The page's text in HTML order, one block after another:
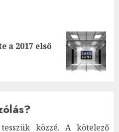
a 2017 első
közzé. A kötelező